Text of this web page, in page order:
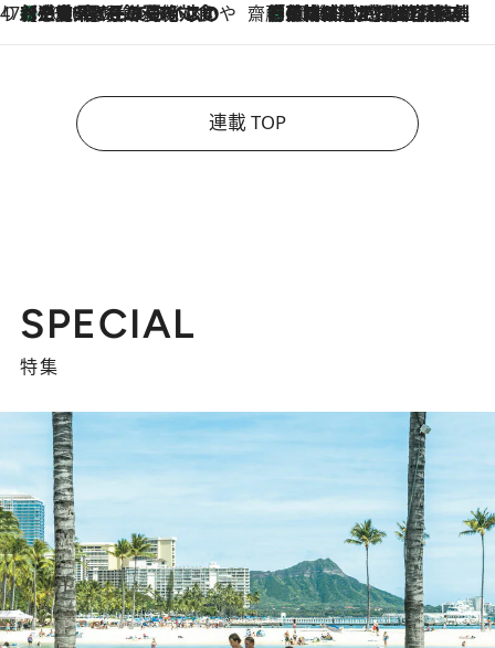
47都道府県の手みやげ ひんやりスイーツで夏を満喫
2026.8.6
【三重県】この夏絶対食べたい 冷やしておいしいおやつ3選 お餅×アイスの新感覚スイーツ 齋藤 薫 美容脳ルネサンス
2026.8.6
「荷物が増えるほど旅ストレスは増す」美容ジャーナリストがたどり着いた最終結論。“化粧品を劇的に減らす”感動の凝縮美容とは
連載 TOP
SPECIAL
特集